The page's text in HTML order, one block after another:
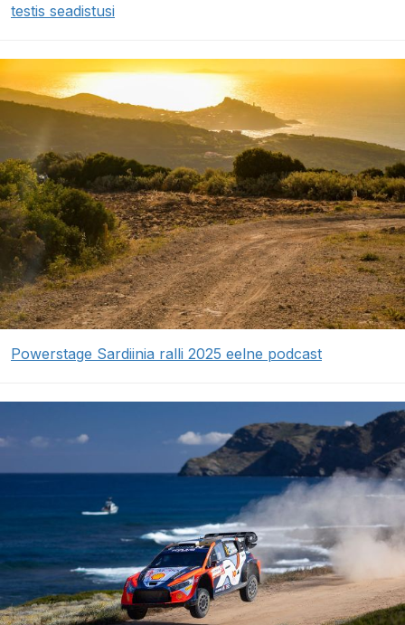
testis seadistusi
Powerstage Sardiinia ralli 2025 eelne podcast